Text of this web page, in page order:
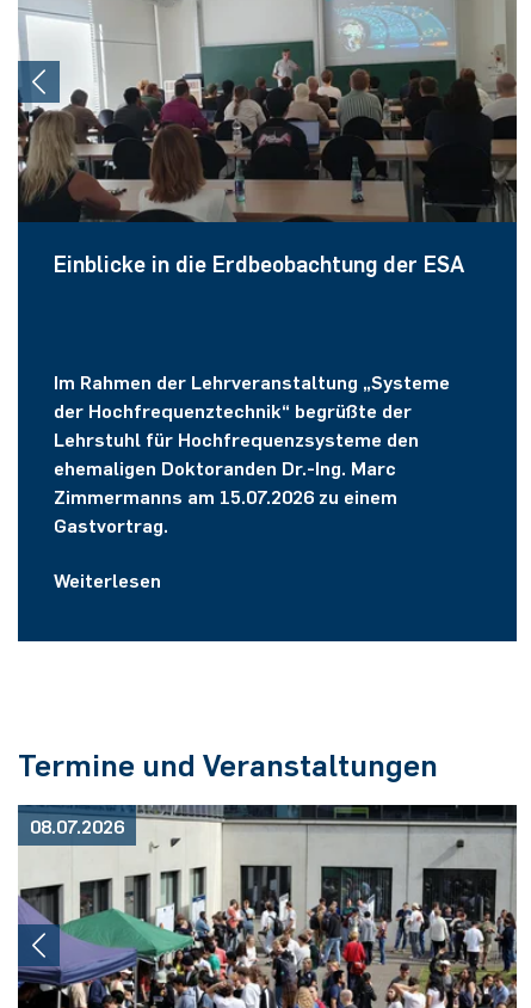
Einblicke in die Erdbeobachtung der ESA
Im Rahmen der Lehrveranstaltung „Systeme
der Hochfrequenztechnik“ begrüßte der
Lehrstuhl für Hochfrequenzsysteme den
ehemaligen Doktoranden Dr.-Ing. Marc
Zimmermanns am 15.07.2026 zu einem
Gastvortrag.
Weiterlesen
Termine und Veranstaltungen
08.07.2026